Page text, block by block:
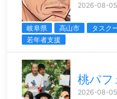
2026-08-
岐阜県 高山市 タスク
若年者支援
桃パフ
2026-08-05